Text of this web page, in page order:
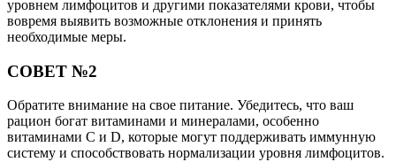
уровнем лимфоцитов и другими показателями крови, чтобы
вовремя выявить возможные отклонения и принять
необходимые меры.
СОВЕТ №2
Обратите внимание на свое питание. Убедитесь, что ваш
рацион богат витаминами и минералами, особенно
витаминами C и D, которые могут поддерживать иммунную
систему и способствовать нормализации уровня лимфоцитов.